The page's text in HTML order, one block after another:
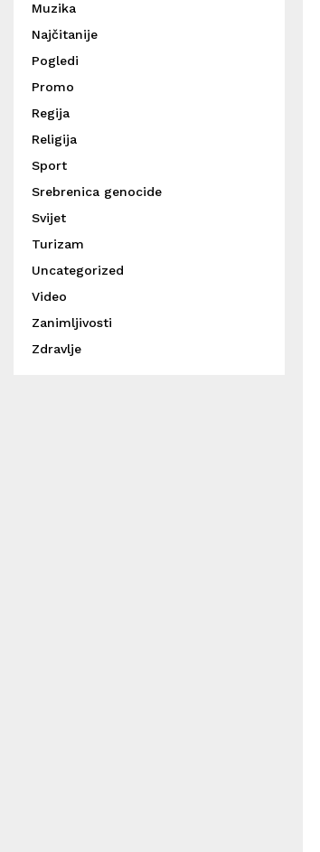
Muzika
Najčitanije
Pogledi
Promo
Regija
Religija
Sport
Srebrenica genocide
Svijet
Turizam
Uncategorized
Video
Zanimljivosti
Zdravlje